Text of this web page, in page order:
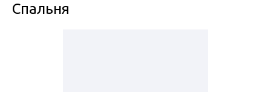
Спальня